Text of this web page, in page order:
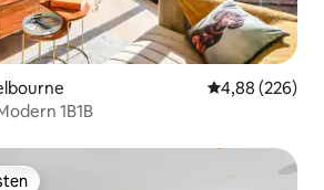
Gemiddelde
4,88 (226)
1B1B